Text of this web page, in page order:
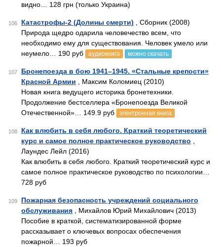
видно… 128 грн (только Украина)
106 Катастрофы-2 (Долины смерти) , Сборник (2008)
Природа щедро одарила человечество всем, что
необходимо ему для существования. Человек умело или
неумело… 190 руб
аудиокнига можно скачать
107
Бронепоезда в бою 1941–1945. «Стальные крепости»
Красной Армии , Максим Коломиец (2010)
Новая книга ведущего историка бронетехники.
Продолжение бестселлера «Бронепоезда Великой
Отечественной»… 149.9 руб
электронная книга
108
Как влюбить в себя любого. Краткий теоретический
курс и самое полное практическое руководство
Лаундес Лейл (2016)
Как влюбить в себя любого. Краткий теоретический курс и
самое полное практическое руководство по психологии…
728 руб
109
Пожарная безопасность учреждений социального
обслуживания , Михайлов Юрий Михайлович (2013)
Пособие в краткой, систематизированной форме
рассказывает о клю­чевых вопросах обеспечения
пожарной… 193 руб